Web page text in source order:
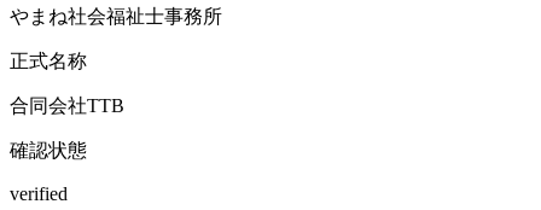
やまね社会福祉士事務所
正式名称
合同会社TTB
確認状態
verified